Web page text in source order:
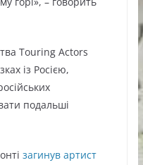
Touring Actors
із Росією,
подальші
загинув артист